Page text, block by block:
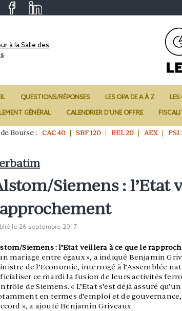
à la Salle des
QUESTIONS/RÉPONSES LES OPA DE A À Z LES
GÉNÉRAL CALENDRIER D’UNE OFFRE
Bourse : CAC 40 SBF 120 BEL 20 AEX PSI
Siemens : l’Etat
le 26 septembre 2017
Siemens : l’Etat veillera à ce que le
mariage entre égaux », a indiqué Benjamin
de l’Economie, interrogé à l’Assemblée
ce mardi la fusion de leurs activités
de Siemens. « L’Etat s’est déjà assuré
en termes d’emploi et de
», a ajouté Benjamin Griveaux.